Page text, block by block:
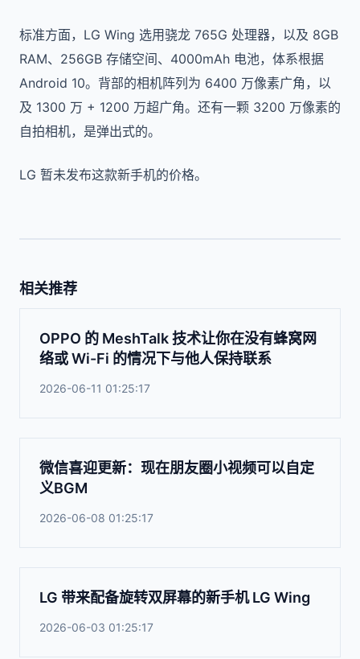
标准方面，LG Wing 选用骁龙 765G 处理器，以及 8GB
RAM、256GB 存储空间、4000mAh 电池，体系根据
Android 10。背部的相机阵列为 6400 万像素广角，以
及 1300 万 + 1200 万超广角。还有一颗 3200 万像素的
自拍相机，是弹出式的。
LG 暂未发布这款新手机的价格。
相关推荐
OPPO 的 MeshTalk 技术让你在没有蜂窝网
络或 Wi-Fi 的情况下与他人保持联系
2026-06-11 01:25:17
微信喜迎更新：现在朋友圈小视频可以自定
义BGM
2026-06-08 01:25:17
LG 带来配备旋转双屏幕的新手机 LG Wing
2026-06-03 01:25:17